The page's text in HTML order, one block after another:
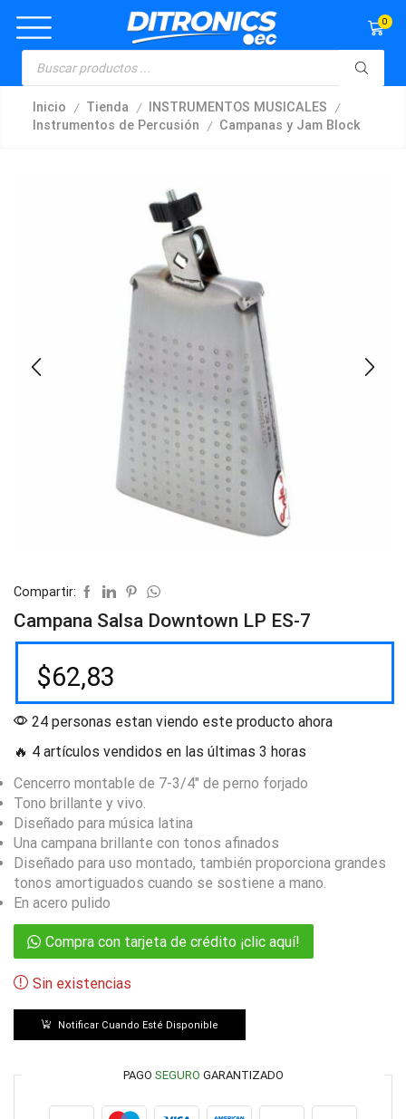
0
Inicio / Tienda / INSTRUMENTOS MUSICALES /
Instrumentos de Percusión / Campanas y Jam Block
Compartir:
Campana Salsa Downtown LP ES-7
$62,83
24 personas estan viendo este producto ahora
🔥 4 artículos vendidos en las últimas 3 horas
Cencerro montable de 7-3/4″ de perno forjado
Tono brillante y vivo.
Diseñado para música latina
Una campana brillante con tonos afinados
Diseñado para uso montado, también proporciona grandes
tonos amortiguados cuando se sostiene a mano.
En acero pulido
Compra con tarjeta de crédito ¡clic aquí!
Sin existencias
Notificar Cuando Esté Disponible
PAGO SEGURO GARANTIZADO